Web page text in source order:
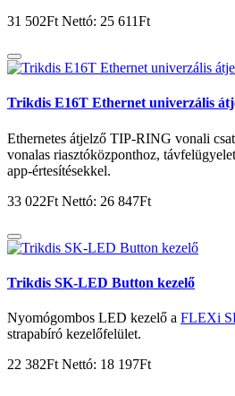
31 502Ft Nettó: 25 611Ft
Trikdis E16T Ethernet univerzális
Ethernetes átjelző TIP-RING vonali
vonalas riasztóközponthoz,
app-értesítésekkel.
33 022Ft Nettó: 26 847Ft
Trikdis SK-LED Button kezelő
Nyomógombos LED kezelő a FLEXi
strapabíró kezelőfelület.
22 382Ft Nettó: 18 197Ft